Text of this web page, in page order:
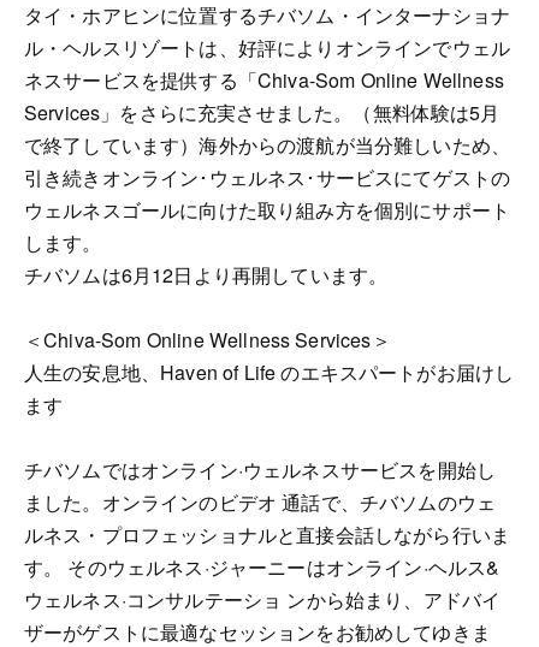
タイ・ホアヒンに位置するチバソム・インターナショナ
ル・ヘルスリゾートは、好評によりオンラインでウェル
ネスサービスを提供する「Chiva-Som Online Wellness
Services」をさらに充実させました。（無料体験は5月
で終了しています）海外からの渡航が当分難しいため、
引き続きオンライン･ウェルネス･サービスにてゲストの
ウェルネスゴールに向けた取り組み方を個別にサポート
します。
チバソムは6月12日より再開しています。
＜Chiva-Som Online Wellness Services＞
人生の安息地、Haven of Life のエキスパートがお届けし
ます
チバソムではオンライン·ウェルネスサービスを開始し
ました。オンラインのビデオ 通話で、チバソムのウェ
ルネス・プロフェッショナルと直接会話しながら行いま
す。 そのウェルネス·ジャーニーはオンライン·ヘルス&
ウェルネス·コンサルテーショ ンから始まり、アドバイ
ザーがゲストに最適なセッションをお勧めしてゆきま